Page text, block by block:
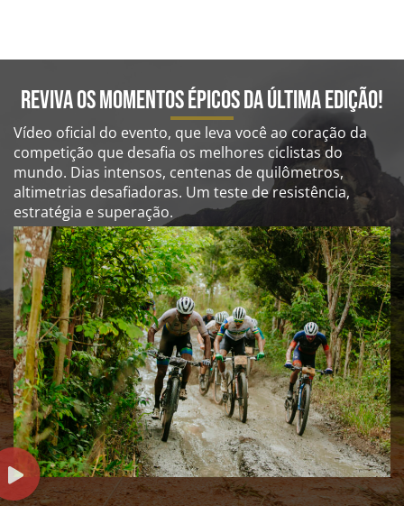
Reviva os momentos épicos da última edição!
Vídeo oficial do evento, que leva você ao coração da
competição que desafia os melhores ciclistas do
mundo. Dias intensos, centenas de quilômetros,
altimetrias desafiadoras. Um teste de resistência,
estratégia e superação.